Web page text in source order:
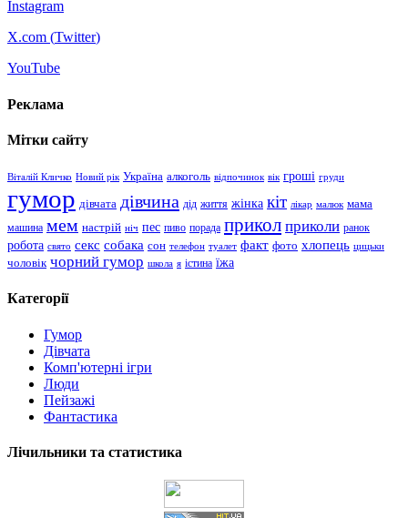
Instagram
X.com (Twitter)
YouTube
Реклама
Мітки сайту
Віталій Кличко Новий рік Україна алкоголь відпочинок вік гроші груди
гумор дівчата дівчина дід життя жінка кіт лікар малюк мама
машина мем настрій ніч пес пиво порада прикол приколи ранок
робота свято секс собака сон телефон туалет факт фото хлопець цицьки
чоловік чорний гумор школа я істина їжа
Категорії
Гумор
Дівчата
Комп'ютерні ігри
Люди
Пейзажі
Фантастика
Лічильники та статистика